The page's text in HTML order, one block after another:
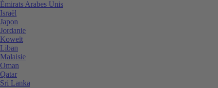
Émirats Arabes Unis
Israël
Japon
Jordanie
Koweït
Liban
Malaisie
Oman
Qatar
Sri Lanka